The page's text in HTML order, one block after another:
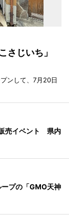
さじいち」
ンして、7月20日
売イベント 県内
プの「GMO天神